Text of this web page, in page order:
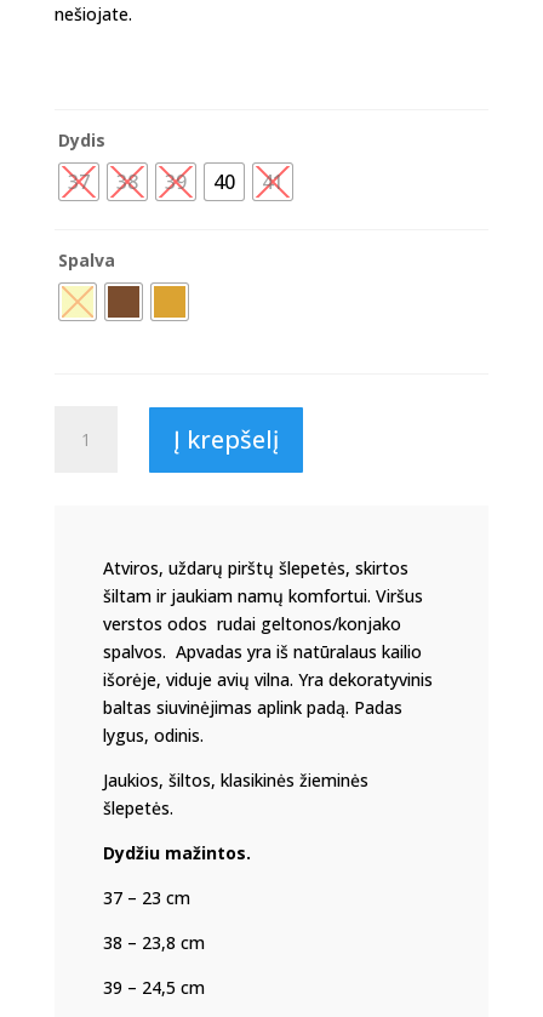
nešiojate.
Dydis
37 38 39 40 41
Spalva
kiekis:
šlepetės
,,Urtė"
Į krepšelį
Atviros, uždarų pirštų šlepetės, skirtos
šiltam ir jaukiam namų komfortui. Viršus
verstos odos rudai geltonos/konjako
spalvos. Apvadas yra iš natūralaus kailio
išorėje, viduje avių vilna. Yra dekoratyvinis
baltas siuvinėjimas aplink padą. Padas
lygus, odinis.
Jaukios, šiltos, klasikinės žieminės
šlepetės.
Dydžiu mažintos.
37 – 23 cm
38 – 23,8 cm
39 – 24,5 cm